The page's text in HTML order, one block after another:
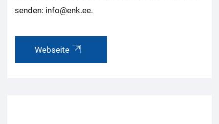
senden: info@enk.ee.
Webseite